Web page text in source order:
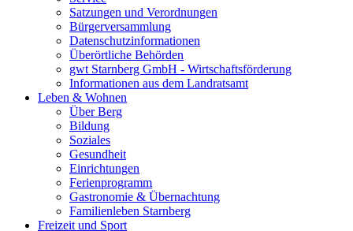
Satzungen und Verordnungen
Bürgerversammlung
Datenschutzinformationen
Überörtliche Behörden
gwt Starnberg GmbH - Wirtschaftsförderung
Informationen aus dem Landratsamt
Leben & Wohnen
Über Berg
Bildung
Soziales
Gesundheit
Einrichtungen
Ferienprogramm
Gastronomie & Übernachtung
Familienleben Starnberg
Freizeit und Sport